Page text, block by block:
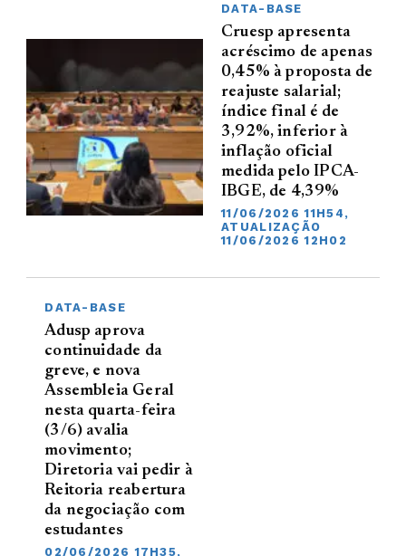
DATA-BASE
Cruesp apresenta
acréscimo de apenas
0,45% à proposta de
reajuste salarial;
índice final é de
3,92%, inferior à
inflação oficial
medida pelo IPCA-
IBGE, de 4,39%
11/06/2026 11H54,
ATUALIZAÇÃO
11/06/2026 12H02
DATA-BASE
Adusp aprova
continuidade da
greve, e nova
Assembleia Geral
nesta quarta-feira
(3/6) avalia
movimento;
Diretoria vai pedir à
Reitoria reabertura
da negociação com
estudantes
02/06/2026 17H35,